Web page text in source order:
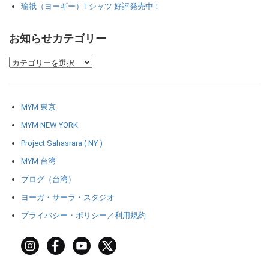
瑜祇（ヨーギー）Tシャツ 好評発売中！
お知らせカテゴリー
MYM 東京
MYM NEW YORK
Project Sahasrara ( NY )
MYM 台湾
ブログ（台湾）
ヨーガ・サーラ・スタジオ
プライバシー・ポリシー／利用規約